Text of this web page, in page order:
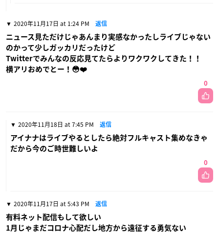
2020年11月17日 at 1:24 PM 返信
ニュース見ただけじゃあんまり実感なかったしライブじゃない
のかって少しガッカリだったけど
Twitterでみんなの反応見てたらよりワクワクしてきた！！
横アリおめでとー！😳❤️
0
2020年11月18日 at 7:45 PM 返信
アイナナはライブやるとしたら絶対フルキャスト集めなきゃ
だから今のご時世難しいよ
0
2020年11月17日 at 5:43 PM 返信
有料ネット配信もして欲しい
1月じゃまだコロナ心配だし地方から遠征する勇気ない